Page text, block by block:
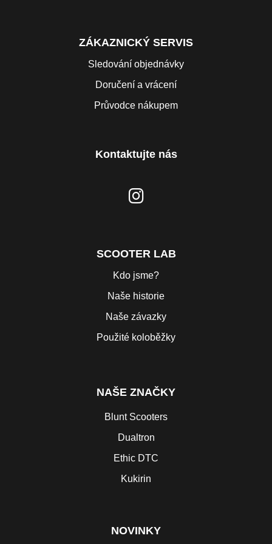
ZÁKAZNICKÝ SERVIS
Sledování objednávky
Doručení a vrácení
Průvodce nákupem
Kontaktujte nás
SCOOTER LAB
Kdo jsme?
Naše historie
Naše závazky
Použité koloběžky
NAŠE ZNAČKY
Blunt Scooters
Dualtron
Ethic DTC
Kukirin
NOVINKY